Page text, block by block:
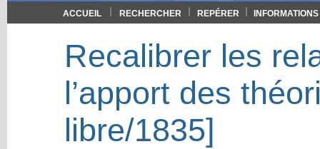
ACCUEIL RECHERCHER REPÉRER INFORMATIONS
Recalibrer les
l’apport des
libre/1835]